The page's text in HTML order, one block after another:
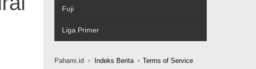
Fuji
Liga Primer
Pahami.id Indeks Berita Terms of Service